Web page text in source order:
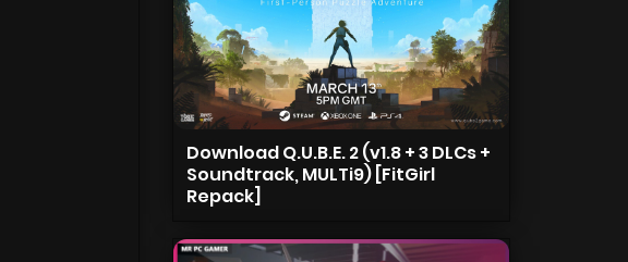
Download Q.U.B.E. 2 (v1.8 + 3 DLCs +
Soundtrack, MULTi9) [FitGirl
Repack]